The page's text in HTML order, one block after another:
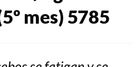
mes) 5785